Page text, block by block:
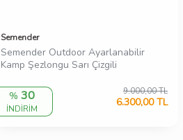
Semender
Semender Outdoor Ayarlanabilir
Kamp Şezlongu Sarı Çizgili
% 30
İNDİRİM
9.000,00TL
6.300,00TL